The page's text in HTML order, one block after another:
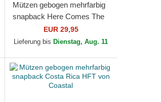
Mützen gebogen mehrfarbig
snapback Here Comes The
Sun HFT von Coastal
EUR 29,95
Lieferung bis Dienstag, Aug. 11